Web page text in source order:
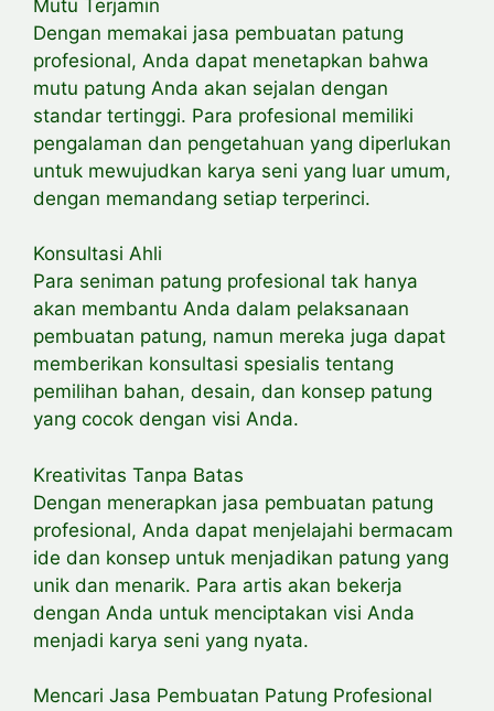
Mutu Terjamin
Dengan memakai jasa pembuatan patung
profesional, Anda dapat menetapkan bahwa
mutu patung Anda akan sejalan dengan
standar tertinggi. Para profesional memiliki
pengalaman dan pengetahuan yang diperlukan
untuk mewujudkan karya seni yang luar umum,
dengan memandang setiap terperinci.
Konsultasi Ahli
Para seniman patung profesional tak hanya
akan membantu Anda dalam pelaksanaan
pembuatan patung, namun mereka juga dapat
memberikan konsultasi spesialis tentang
pemilihan bahan, desain, dan konsep patung
yang cocok dengan visi Anda.
Kreativitas Tanpa Batas
Dengan menerapkan jasa pembuatan patung
profesional, Anda dapat menjelajahi bermacam
ide dan konsep untuk menjadikan patung yang
unik dan menarik. Para artis akan bekerja
dengan Anda untuk menciptakan visi Anda
menjadi karya seni yang nyata.
Mencari Jasa Pembuatan Patung Profesional